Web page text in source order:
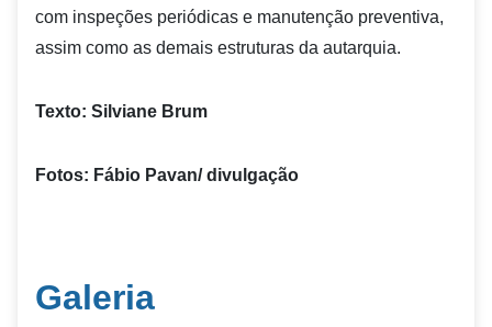
com inspeções periódicas e manutenção preventiva,
assim como as demais estruturas da autarquia.
Texto: Silviane Brum
Fotos: Fábio Pavan/ divulgação
Galeria